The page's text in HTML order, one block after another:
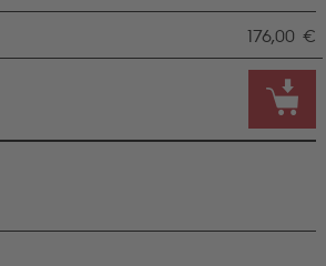
176,00 €